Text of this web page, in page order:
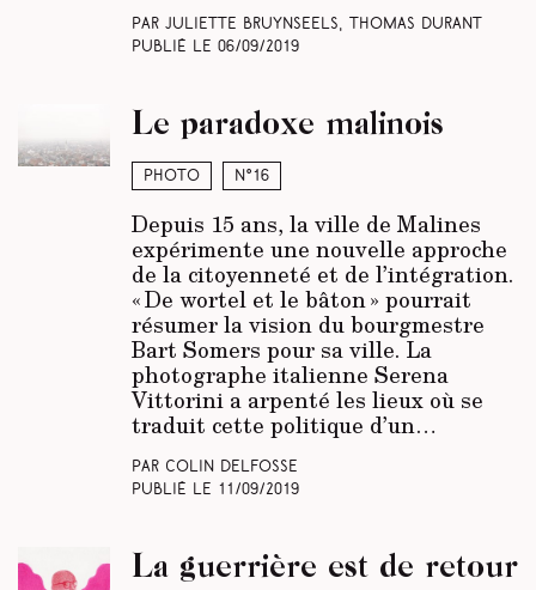
Par Juliette Bruynseels, Thomas Durant
Publié le 06/09/2019
Photo N°16
Le paradoxe malinois
Depuis 15 ans, la ville de Malines
expérimente une nouvelle approche
de la citoyenneté et de l’intégration.
« De wortel et le bâton » pourrait
résumer la vision du bourgmestre
Bart Somers pour sa ville. La
photographe italienne Serena
Vittorini a arpenté les lieux où se
traduit cette politique d’un…
Par Colin Delfosse
Publié le 11/09/2019
La guerrière est de retour